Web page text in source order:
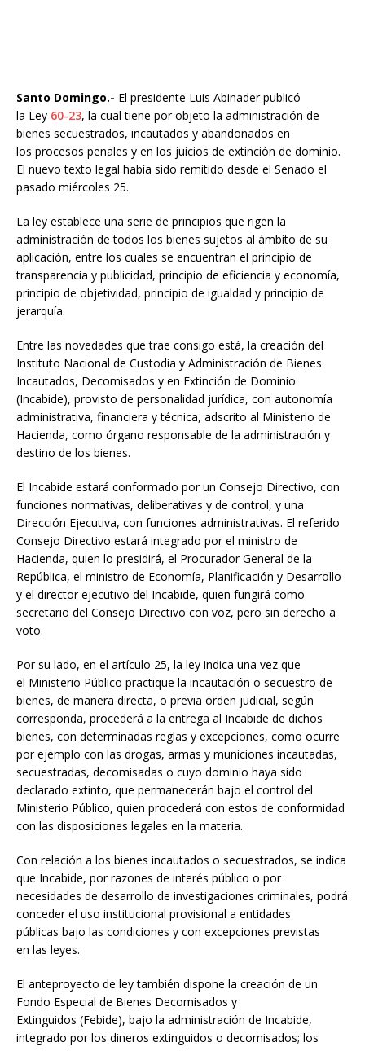
Santo Domingo.- El presidente Luis Abinader publicó
la Ley 60-23, la cual tiene por objeto la administración de
bienes secuestrados, incautados y abandonados en
los procesos penales y en los juicios de extinción de dominio.
El nuevo texto legal había sido remitido desde el Senado el
pasado miércoles 25.
La ley establece una serie de principios que rigen la
administración de todos los bienes sujetos al ámbito de su
aplicación, entre los cuales se encuentran el principio de
transparencia y publicidad, principio de eficiencia y economía,
principio de objetividad, principio de igualdad y principio de
jerarquía.
Entre las novedades que trae consigo está, la creación del
Instituto Nacional de Custodia y Administración de Bienes
Incautados, Decomisados y en Extinción de Dominio
(Incabide), provisto de personalidad jurídica, con autonomía
administrativa, financiera y técnica, adscrito al Ministerio de
Hacienda, como órgano responsable de la administración y
destino de los bienes.
El Incabide estará conformado por un Consejo Directivo, con
funciones normativas, deliberativas y de control, y una
Dirección Ejecutiva, con funciones administrativas. El referido
Consejo Directivo estará integrado por el ministro de
Hacienda, quien lo presidirá, el Procurador General de la
República, el ministro de Economía, Planificación y Desarrollo
y el director ejecutivo del Incabide, quien fungirá como
secretario del Consejo Directivo con voz, pero sin derecho a
voto.
Por su lado, en el artículo 25, la ley indica una vez que
el Ministerio Público practique la incautación o secuestro de
bienes, de manera directa, o previa orden judicial, según
corresponda, procederá a la entrega al Incabide de dichos
bienes, con determinadas reglas y excepciones, como ocurre
por ejemplo con las drogas, armas y municiones incautadas,
secuestradas, decomisadas o cuyo dominio haya sido
declarado extinto, que permanecerán bajo el control del
Ministerio Público, quien procederá con estos de conformidad
con las disposiciones legales en la materia.
Con relación a los bienes incautados o secuestrados, se indica
que Incabide, por razones de interés público o por
necesidades de desarrollo de investigaciones criminales, podrá
conceder el uso institucional provisional a entidades
públicas bajo las condiciones y con excepciones previstas
en las leyes.
El anteproyecto de ley también dispone la creación de un
Fondo Especial de Bienes Decomisados y
Extinguidos (Febide), bajo la administración de Incabide,
integrado por los dineros extinguidos o decomisados; los